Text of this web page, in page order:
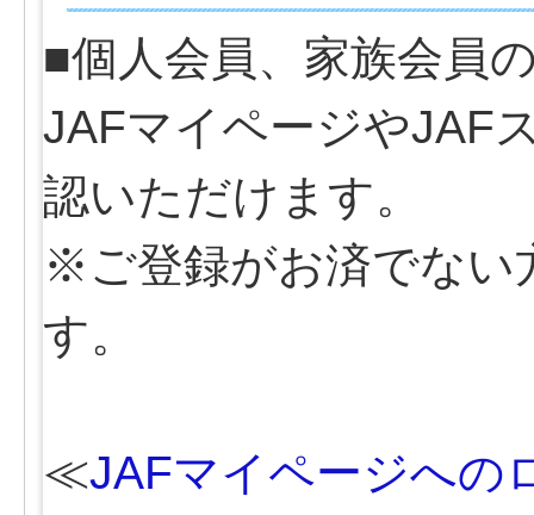
■個人会員、家族会員
JAFマイページやJAF
認いただけます。
※ご登録がお済でない
す。
≪JAFマイページへの